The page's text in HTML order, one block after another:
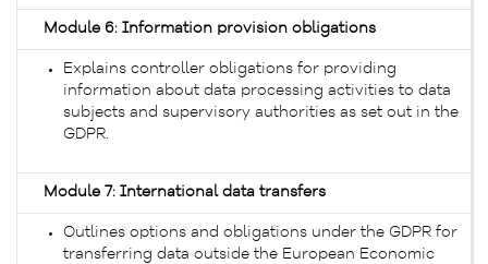
Module 6: Information provision obligations
Explains controller obligations for providing
information about data processing activities to data
subjects and supervisory authorities as set out in the
GDPR.
Module 7: International data transfers
Outlines options and obligations under the GDPR for
transferring data outside the European Economic